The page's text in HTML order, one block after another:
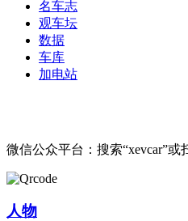
名车志
观车坛
数据
车库
加电站
微信公众平台：搜索“xevcar”或
人物